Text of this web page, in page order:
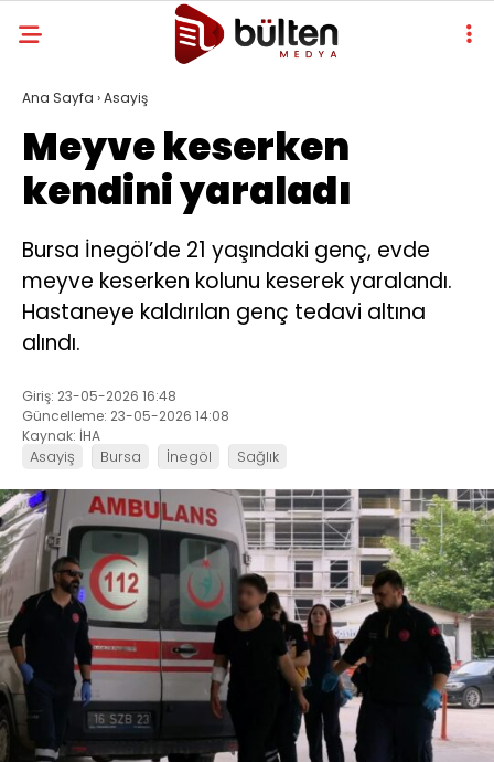
Ana Sayfa ›Asayiş
Meyve keserken
kendini yaraladı
Bursa İnegöl’de 21 yaşındaki genç, evde
meyve keserken kolunu keserek yaralandı.
Hastaneye kaldırılan genç tedavi altına
alındı.
Giriş: 23-05-2026 16:48
Güncelleme: 23-05-2026 14:08
Kaynak: İHA
Asayiş Bursa İnegöl Sağlık